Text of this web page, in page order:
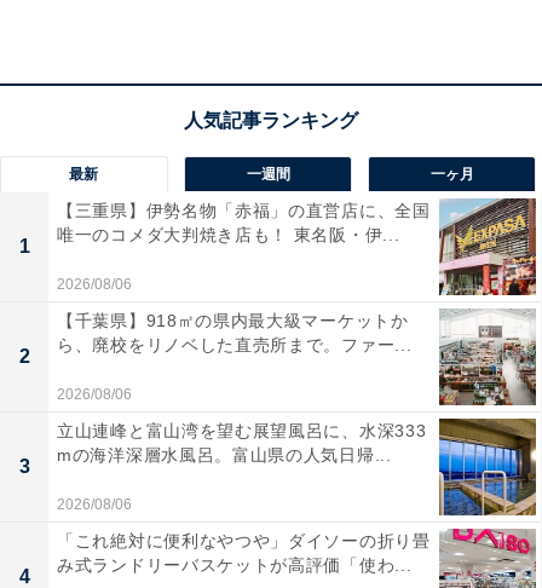
入る前からワクワクが止まらない！
さて、まずは施設の回り方ですが、施設内はとにかく見
どころが多く、基本的には一方通行になっているので、
来た道を戻ったりするのは時間のロスになります。順番
通りに回って、興味のないエリアは飛ばしてどんどん進
みましょう！
最新 一週間 一ヶ月
1
【三重県】伊勢名物「赤福」の直営店に、全国
唯一のコメダ大判焼き店も！ 東名阪・伊...
2026/08/06
2
【千葉県】918㎡の県内最大級マーケットか
ら、廃校をリノベした直売所まで。ファー...
2026/08/06
3
立山連峰と富山湾を望む展望風呂に、水深333
mの海洋深層水風呂。富山県の人気日帰...
2026/08/06
4
「これ絶対に便利なやつや」ダイソーの折り畳
み式ランドリーバスケットが高評価「使わ...